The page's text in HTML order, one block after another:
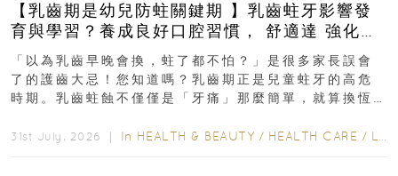
【乳齒期是幼兒防蛀關鍵期 】乳齒蛀牙影響發
育與學習？養成良好口腔習慣， 舒適達 強化琺
瑯質 兒童牙膏防護指南
「以為乳齒早晚會換，蛀了都不怕？」是很多家長誤會
了的護齒大忌！您知道嗎？乳齒期正是兒童蛀牙的高危
時期。乳齒蛀蝕不僅僅是「牙痛」那麼簡單，就算換恆
31st July, 2026 ｜ In HEALTH & BEAUTY / HEALTH CARE / LIFESTYLE